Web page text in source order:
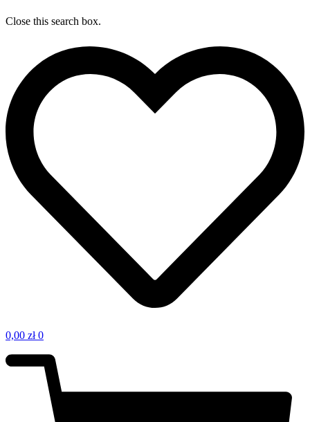
Close this search box.
0,00 zł 0